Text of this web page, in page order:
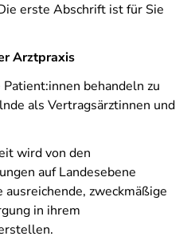
erste Abschrift ist für Sie
Arztpraxis
behandeln zu
als Vertragsärztinnen und
wird von den
auf Landesebene
zweckmäßige
in ihrem